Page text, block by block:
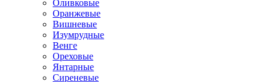
Оливковые
Оранжевые
Вишневые
Изумрудные
Венге
Ореховые
Янтарные
Сиреневые